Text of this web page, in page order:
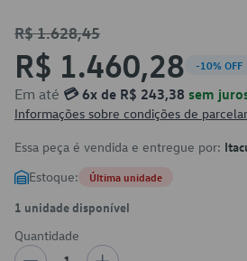
R$ 1.628,45
R$ 1.460,28 -10% OFF
Em até 💳 6x de R$ 243,38 sem
Informações sobre condições de
Essa peça é vendida e entregue por:
Estoque: Última unidade
1 unidade disponível
Quantidade